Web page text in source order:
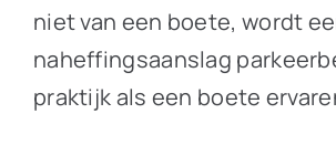
niet van een boete, wordt
naheffingsaanslag
praktijk als een boete